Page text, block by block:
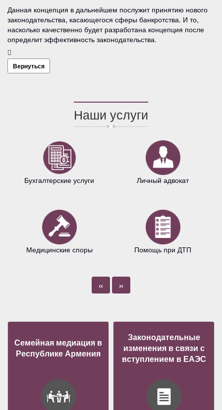
Данная концепция в дальнейшем послужит принятию нового
законодательства, касающегося сферы банкротства. И то,
насколько качественно будет разработана концепция после
определит эффективность законодательства.
Вернуться
Наши услуги
Бухгалтерские услуги
Медицинские споры
Личный адвокат
Помощь при ДТП
« »
Семейная медиация в
Республике Армения
Законодательные
изменения в связи с
вступлением в ЕАЭС